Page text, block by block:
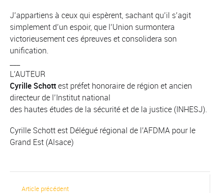
J’appartiens à ceux qui espèrent, sachant qu’il s’agit
simplement d’un espoir, que l’Union surmontera
victorieusement ces épreuves et consolidera son
unification.
L’AUTEUR
Cyrille Schottest préfet honoraire de région et ancien
directeur de l’Institut national
des hautes études de la sécurité et de la justice (INHESJ).
Cyrille Schott est Délégué régional de l’AFDMA pour le
Grand Est (Alsace)
Article précédent